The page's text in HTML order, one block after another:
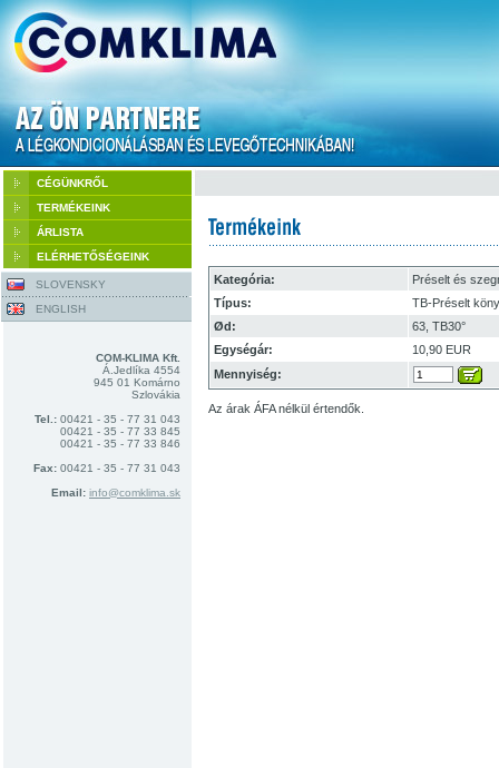
CÉGÜNKRŐL
TERMÉKEINK
ÁRLISTA
ELÉRHETŐSÉGEINK
SLOVENSKY
ENGLISH
COM-KLIMA Kft.
Á.Jedlíka 4554
945 01 Komárno
Szlovákia
Tel.: 00421 - 35 - 77 31 043
00421 - 35 - 77 33 845
00421 - 35 - 77 33 846
Fax: 00421 - 35 - 77 31 043
Email: info@comklima.sk
Kategória:
Préselt és
Típus:
TB-Préselt
Ød:
63, TB30°
Egységár:
10,90 EUR
Mennyiség:
Az árak ÁFA nélkül értendők.